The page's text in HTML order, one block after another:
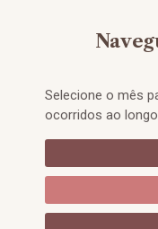
Selecione o mês
ocorridos ao